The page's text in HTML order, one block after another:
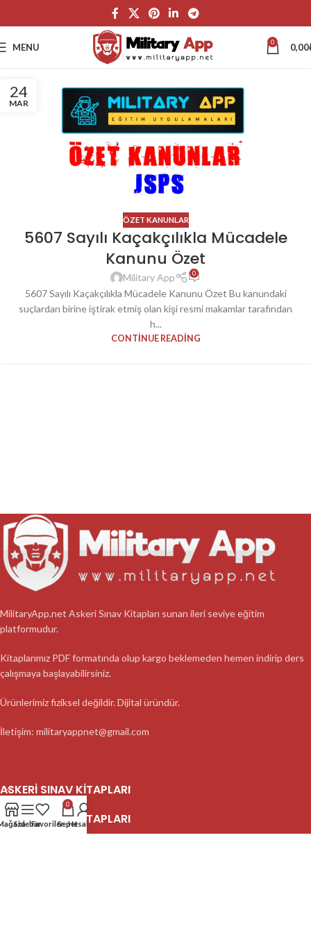
MENU 0 0,00
24
MAR
ÖZET KANUNLAR
5607 Sayılı Kaçakçılıkla Mücadele
Kanunu Özet
Military App 0
5607 Sayılı Kaçakçılıkla Mücadele Kanunu Özet Bu kanundaki
suçlardan birine iştirak etmiş olan kişi resmi makamlar tarafından
h...
CONTINUE READING
MilitaryApp.net Askeri Sınav Kitapları sunan ileri seviye eğitim
platformudur.
Kitaplarımız PDF formatında olup kargo beklemeden hemen indirip ders
çalışmaya başlayabilirsiniz.
Ürünlerimiz fiziksel değildir. Dijital üründür.
İletişim: militaryappnet@gmail.com
ASKERI SINAV KITAPLARI
ASKERI SINAV KITAPLARI
SidebarFavoriler
0
SepetHesabım